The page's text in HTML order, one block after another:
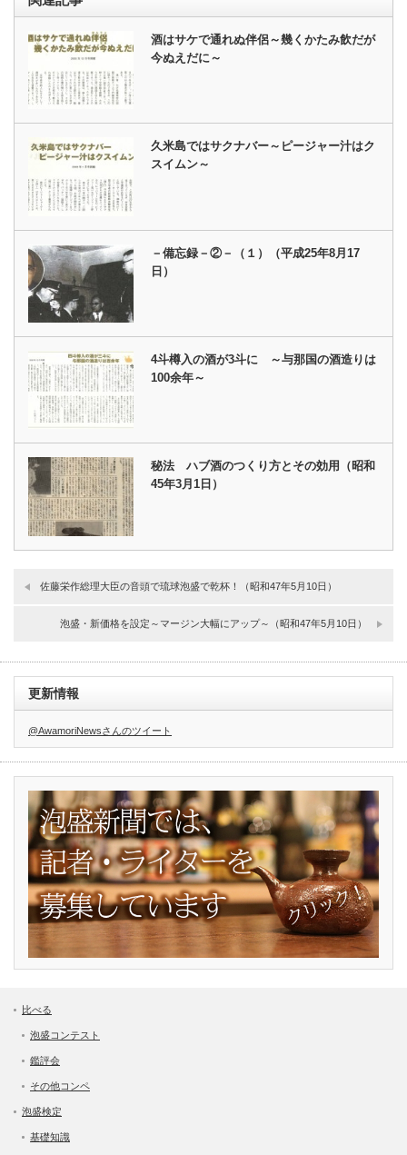
酒はサケで通れぬ伴侶～幾くかたみ飲だが
今ぬえだに～
久米島ではサクナバー～ピージャー汁はク
スイムン～
－備忘録－②－（１）（平成25年8月17
日）
4斗樽入の酒が3斗に ～与那国の酒造りは
100余年～
秘法 ハブ酒のつくり方とその効用（昭和
45年3月1日）
佐藤栄作総理大臣の音頭で琉球泡盛で乾杯！（昭和47年5月10日）
泡盛・新価格を設定～マージン大幅にアップ～（昭和47年5月10日）
更新情報
@AwamoriNewsさんのツイート
比べる
泡盛コンテスト
鑑評会
その他コンペ
泡盛検定
基礎知識